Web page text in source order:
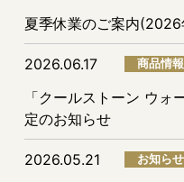
夏季休業のご案内(2026
2026.06.17 商品情報
「クールストーン ウ
定のお知らせ
2026.05.21 お知らせ